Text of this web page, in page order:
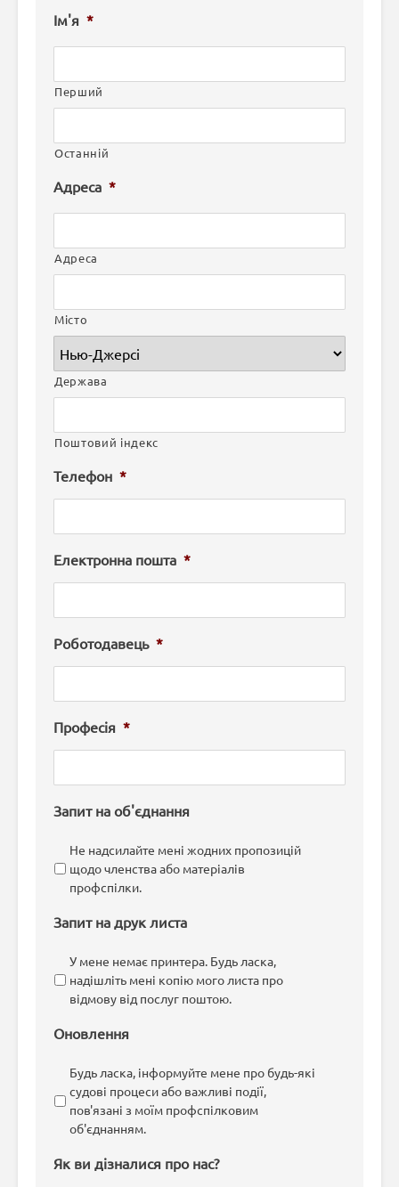
Ім'я *
Перший
Останній
Адреса *
Адреса
Місто
Держава
Поштовий індекс
Телефон *
Електронна пошта *
Роботодавець *
Професія *
Запит на об'єднання
Не надсилайте мені жодних пропозицій
щодо членства або матеріалів
профспілки.
Запит на друк листа
У мене немає принтера. Будь ласка,
надішліть мені копію мого листа про
відмову від послуг поштою.
Оновлення
Будь ласка, інформуйте мене про будь-які
судові процеси або важливі події,
пов'язані з моїм профспілковим
об'єднанням.
Як ви дізналися про нас?